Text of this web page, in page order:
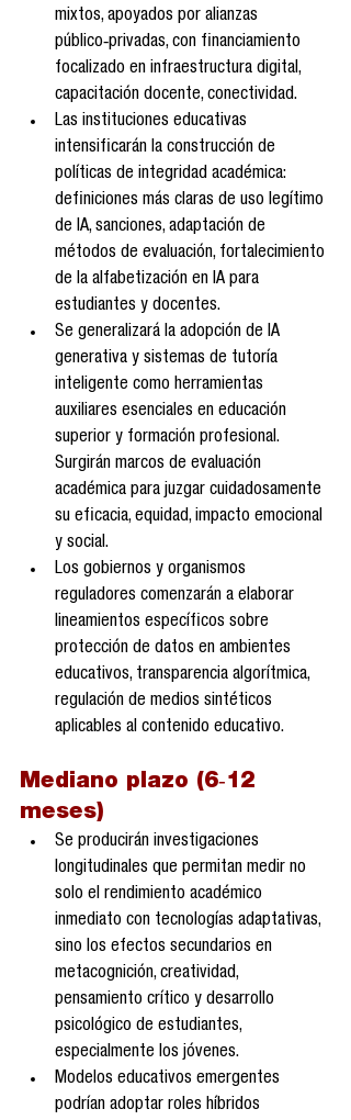
mixtos, apoyados por alianzas
público‑privadas, con financiamiento
focalizado en infraestructura digital,
capacitación docente, conectividad.
Las instituciones educativas
intensificarán la construcción de
políticas de integridad académica:
definiciones más claras de uso legítimo
de IA, sanciones, adaptación de
métodos de evaluación, fortalecimiento
de la alfabetización en IA para
estudiantes y docentes.
Se generalizará la adopción de IA
generativa y sistemas de tutoría
inteligente como herramientas
auxiliares esenciales en educación
superior y formación profesional.
Surgirán marcos de evaluación
académica para juzgar cuidadosamente
su eficacia, equidad, impacto emocional
y social.
Los gobiernos y organismos
reguladores comenzarán a elaborar
lineamientos específicos sobre
protección de datos en ambientes
educativos, transparencia algorítmica,
regulación de medios sintéticos
aplicables al contenido educativo.
Mediano plazo (6‑12
meses)
Se producirán investigaciones
longitudinales que permitan medir no
solo el rendimiento académico
inmediato con tecnologías adaptativas,
sino los efectos secundarios en
metacognición, creatividad,
pensamiento crítico y desarrollo
psicológico de estudiantes,
especialmente los jóvenes.
Modelos educativos emergentes
podrían adoptar roles híbridos